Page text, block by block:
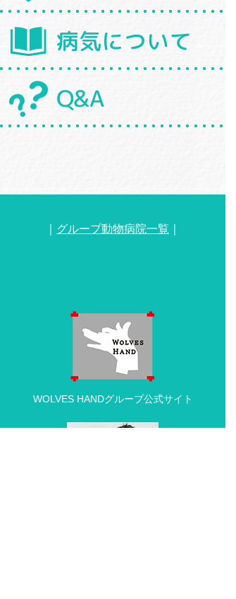
病気について
Q&A
グループ動物病院一覧
WOLVES HANDグループ公式サイト